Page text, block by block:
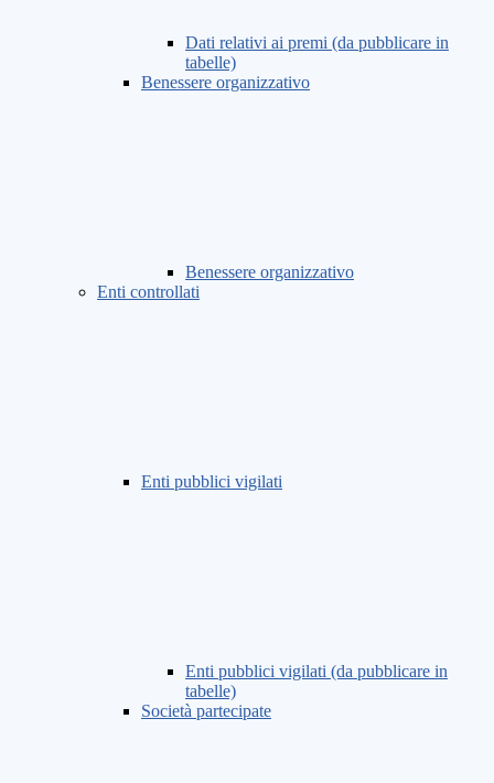
Dati relativi ai premi (da pubblicare in
tabelle)
Benessere organizzativo
Benessere organizzativo
Enti controllati
Enti pubblici vigilati
Enti pubblici vigilati (da pubblicare in
tabelle)
Società partecipate